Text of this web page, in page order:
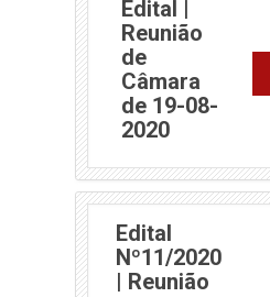
Edital |
Reunião
de
Câmara
de 19-08-
2020
Edital
Nº11/2020
| Reunião